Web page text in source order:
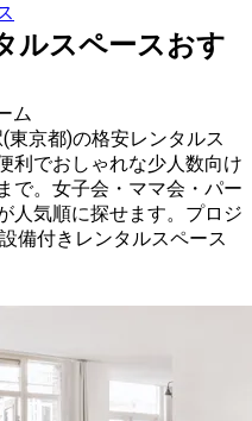
ルスペースおす
ム
京都)の格安レンタルス
利でおしゃれな少人数向け
で。女子会・ママ会・パー
人気順に探せます。プロジ
備付きレンタルスペース